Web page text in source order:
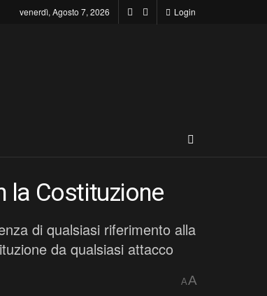
venerdì, Agosto 7, 2026 Login
la Costituzione
di qualsiasi riferimento alla
da qualsiasi attacco
AA